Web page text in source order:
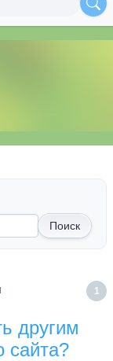
Поиск
1
другим
сайта?